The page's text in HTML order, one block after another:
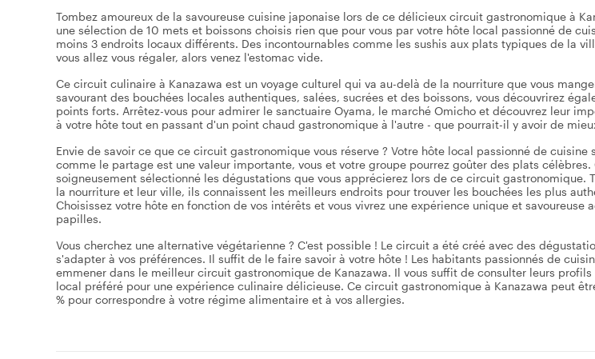
Tombez amoureux de la savoureuse cuisine japonaise lors de ce délicieux circuit gastronomique à
une sélection de 10 mets et boissons choisis rien que pour vous par votre hôte local passionné de
moins 3 endroits locaux différents. Des incontournables comme les sushis aux plats typiques de la
vous allez vous régaler, alors venez l'estomac vide.
Ce circuit culinaire à Kanazawa est un voyage culturel qui va au-delà de la nourriture que vous
savourant des bouchées locales authentiques, salées, sucrées et des boissons, vous découvrirez
points forts. Arrêtez-vous pour admirer le sanctuaire Oyama, le marché Omicho et découvrez leur
à votre hôte tout en passant d'un point chaud gastronomique à l'autre - que pourrait-il y avoir de
Envie de savoir ce que ce circuit gastronomique vous réserve ? Votre hôte local passionné de cuisine
comme le partage est une valeur importante, vous et votre groupe pourrez goûter des plats célèbres.
soigneusement sélectionné les dégustations que vous apprécierez lors de ce circuit gastronomique.
la nourriture et leur ville, ils connaissent les meilleurs endroits pour trouver les bouchées les plus
Choisissez votre hôte en fonction de vos intérêts et vous vivrez une expérience unique et savoureuse
papilles.
Vous cherchez une alternative végétarienne ? C'est possible ! Le circuit a été créé avec des
s'adapter à vos préférences. Il suffit de le faire savoir à votre hôte ! Les habitants passionnés de
emmener dans le meilleur circuit gastronomique de Kanazawa. Il vous suffit de consulter leurs
local préféré pour une expérience culinaire délicieuse. Ce circuit gastronomique à Kanazawa peut
% pour correspondre à votre régime alimentaire et à vos allergies.